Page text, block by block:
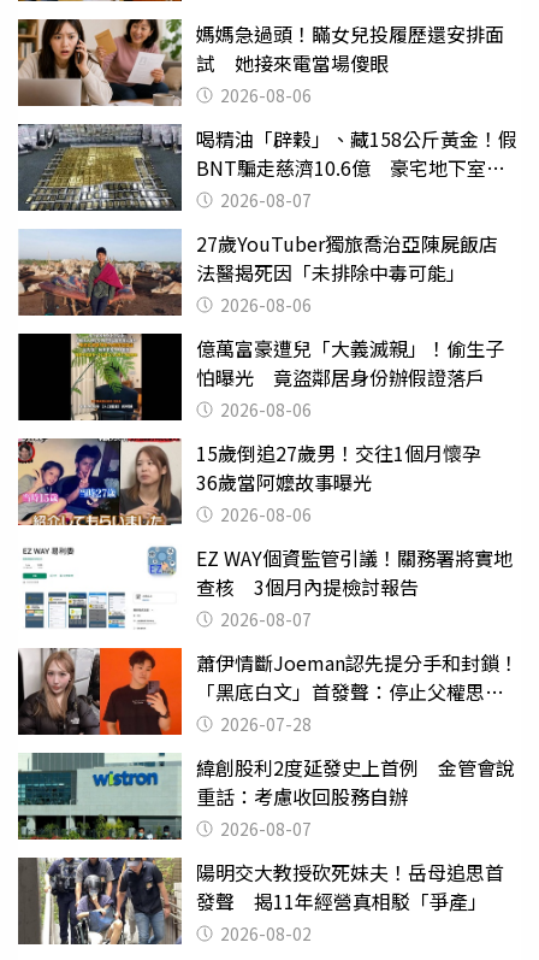
媽媽急過頭！瞞女兒投履歷還安排面
試 她接來電當場傻眼
2026-08-06
喝精油「辟穀」、藏158公斤黃金！假
BNT騙走慈濟10.6億 豪宅地下室竟
挖出乾鮑金庫
2026-08-07
27歲YouTuber獨旅喬治亞陳屍飯店
法醫揭死因「未排除中毒可能」
2026-08-06
億萬富豪遭兒「大義滅親」！偷生子
怕曝光 竟盜鄰居身份辦假證落戶
2026-08-06
15歲倒追27歲男！交往1個月懷孕
36歲當阿嬤故事曝光
2026-08-06
EZ WAY個資監管引議！關務署將實地
查核 3個月內提檢討報告
2026-08-07
蕭伊情斷Joeman認先提分手和封鎖！
「黑底白文」首發聲：停止父權思維
物化女性
2026-07-28
緯創股利2度延發史上首例 金管會說
重話：考慮收回股務自辦
2026-08-07
陽明交大教授砍死妹夫！岳母追思首
發聲 揭11年經營真相駁「爭產」
2026-08-02